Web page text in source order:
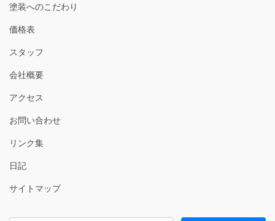
塗装へのこだわり
価格表
スタッフ
会社概要
アクセス
お問い合わせ
リンク集
日記
サイトマップ